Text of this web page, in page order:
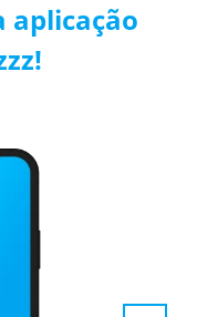
aplicação